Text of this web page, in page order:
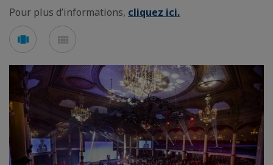
Pour plus d’informations, cliquez ici.
Voir
en
carousel
en
mosaïque